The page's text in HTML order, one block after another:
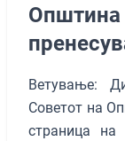
Општина
Ветување:
Советот на
страница